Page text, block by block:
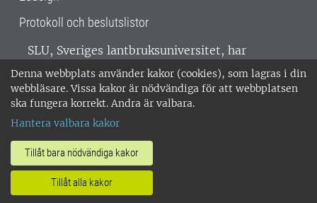
Denna webbplats använder kakor (cookies), som lagras i din
webbläsare. Vissa kakor är nödvändiga för att webbplatsen
ska fungera korrekt. Andra är valbara.
Hantera valbara kakor
Tillåt bara nödvändiga kakor
Tillåt alla kakor
Protokoll och beslutslistor
SLU, Sveriges lantbruksuniversitet, har
verksamhet över hela Sverige. Huvudorter är
Alnarp, Uppsala och Umeå.SLU är
miljöcertifierat enligt ISO 14001. •
018-67 10 00 • Org nr: 202100-2817 •
Om SLU:s webbplatser
•Hantera kakor•Behandling av
personuppgifter